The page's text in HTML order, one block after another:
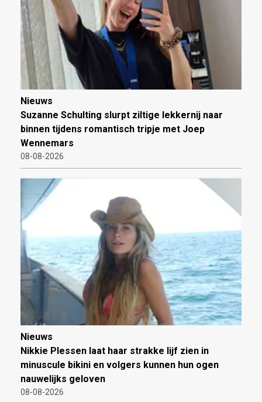
Nieuws
Suzanne Schulting slurpt ziltige lekkernij naar
binnen tijdens romantisch tripje met Joep
Wennemars
08-08-2026
Nieuws
Nikkie Plessen laat haar strakke lijf zien in
minuscule bikini en volgers kunnen hun ogen
nauwelijks geloven
08-08-2026